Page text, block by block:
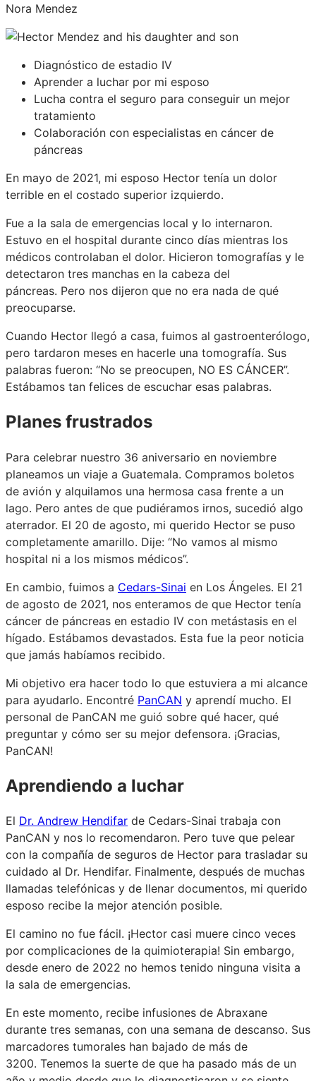
Nora Mendez
Diagnóstico de estadio IV
Aprender a luchar por mi esposo
Lucha contra el seguro para conseguir un mejor
tratamiento
Colaboración con especialistas en cáncer de
páncreas
En mayo de 2021, mi esposo Hector tenía un dolor
terrible en el costado superior izquierdo.
Fue a la sala de emergencias local y lo internaron.
Estuvo en el hospital durante cinco días mientras los
médicos controlaban el dolor. Hicieron tomografías y le
detectaron tres manchas en la cabeza del
páncreas. Pero nos dijeron que no era nada de qué
preocuparse.
Cuando Hector llegó a casa, fuimos al gastroenterólogo,
pero tardaron meses en hacerle una tomografía. Sus
palabras fueron: “No se preocupen, NO ES CÁNCER”.
Estábamos tan felices de escuchar esas palabras.
Planes frustrados
Para celebrar nuestro 36 aniversario en noviembre
planeamos un viaje a Guatemala. Compramos boletos
de avión y alquilamos una hermosa casa frente a un
lago. Pero antes de que pudiéramos irnos, sucedió algo
aterrador. El 20 de agosto, mi querido Hector se puso
completamente amarillo. Dije: “No vamos al mismo
hospital ni a los mismos médicos”.
En cambio, fuimos a Cedars-Sinai en Los Ángeles. El 21
de agosto de 2021, nos enteramos de que Hector tenía
cáncer de páncreas en estadio IV con metástasis en el
hígado. Estábamos devastados. Esta fue la peor noticia
que jamás habíamos recibido.
Mi objetivo era hacer todo lo que estuviera a mi alcance
para ayudarlo. Encontré PanCAN y aprendí mucho. El
personal de PanCAN me guió sobre qué hacer, qué
preguntar y cómo ser su mejor defensora. ¡Gracias,
PanCAN!
Aprendiendo a luchar
El Dr. Andrew Hendifar de Cedars-Sinai trabaja con
PanCAN y nos lo recomendaron. Pero tuve que pelear
con la compañía de seguros de Hector para trasladar su
cuidado al Dr. Hendifar. Finalmente, después de muchas
llamadas telefónicas y de llenar documentos, mi querido
esposo recibe la mejor atención posible.
El camino no fue fácil. ¡Hector casi muere cinco veces
por complicaciones de la quimioterapia! Sin embargo,
desde enero de 2022 no hemos tenido ninguna visita a
la sala de emergencias.
En este momento, recibe infusiones de Abraxane
durante tres semanas, con una semana de descanso. Sus
marcadores tumorales han bajado de más de
3200. Tenemos la suerte de que ha pasado más de un